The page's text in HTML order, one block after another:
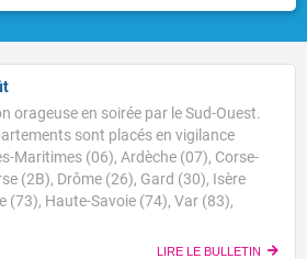
orageuse en soirée par le Sud-Ouest.
sont placés en vigilance
Maritimes (06), Ardèche (07), Corse-
(2B), Drôme (26), Gard (30), Isère
(73), Haute-Savoie (74), Var (83),
LIRE LE BULLETIN